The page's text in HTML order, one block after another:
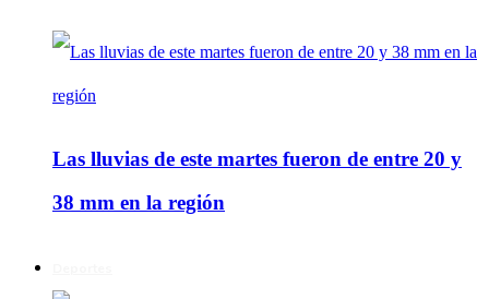
Las lluvias de este martes fueron de entre 20 y
38 mm en la región